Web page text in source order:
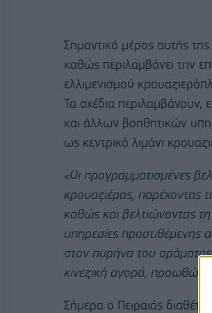
Σημαντικό μέρος αυτής
καθώς περιλαμβάνει την
ελλιμενισμού
Τα σχέδια περιλαμβάνουν,
και άλλων βοηθητικών
ως κεντρικό λιμάνι
«Οι προγραμματισμένες
κρουαζιέρας, παρέχοντας
καθώς και βελτιώνοντας
υπηρεσίες προστιθέμενης
στον πυρήνα του
κινεζική αγορά,
Σήμερα ο Πειραιάς